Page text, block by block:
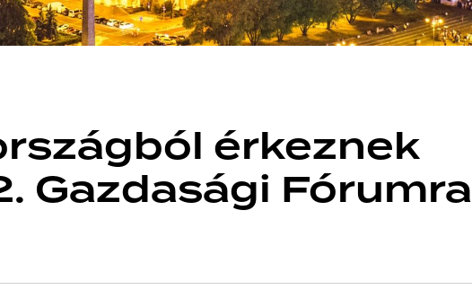
érkeznek
Gazdasági Fórumra